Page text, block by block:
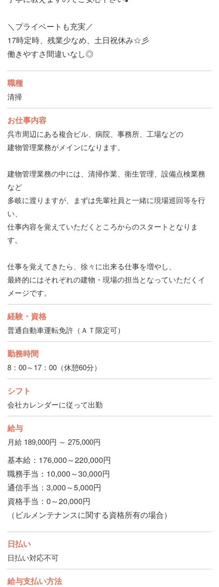
＼プライベートも充実／
17時定時、残業少なめ、土日祝休み☆彡
働きやすさ間違いなし◎
職種
清掃
お仕事内容
呉市周辺にある複合ビル、病院、事務所、工場などの
建物管理業務がメインになります。
建物管理業務の中には、清掃作業、衛生管理、設備点検業務
など
多岐に渡りますが、まずは先輩社員と一緒に現場巡回等を行
い、
仕事内容を覚えていただくところからのスタートとなりま
す。
仕事を覚えてきたら、徐々に出来る仕事を増やし、
最終的にはそれぞれの建物・現場の担当となっていただくイ
メージです。
経験・資格
普通自動車運転免許（ＡＴ限定可）
勤務時間
8：00～17：00（休憩60分）
シフト
会社カレンダーに従って出勤
給与
月給 189,000円 ～ 275,000円
基本給：176,000～220,000円
職務手当：10,000～30,000円
通信手当：3,000～5,000円
資格手当：0～20,000円
（ビルメンテナンスに関する資格所有の場合）
日払い
日払い対応不可
給与支払い方法